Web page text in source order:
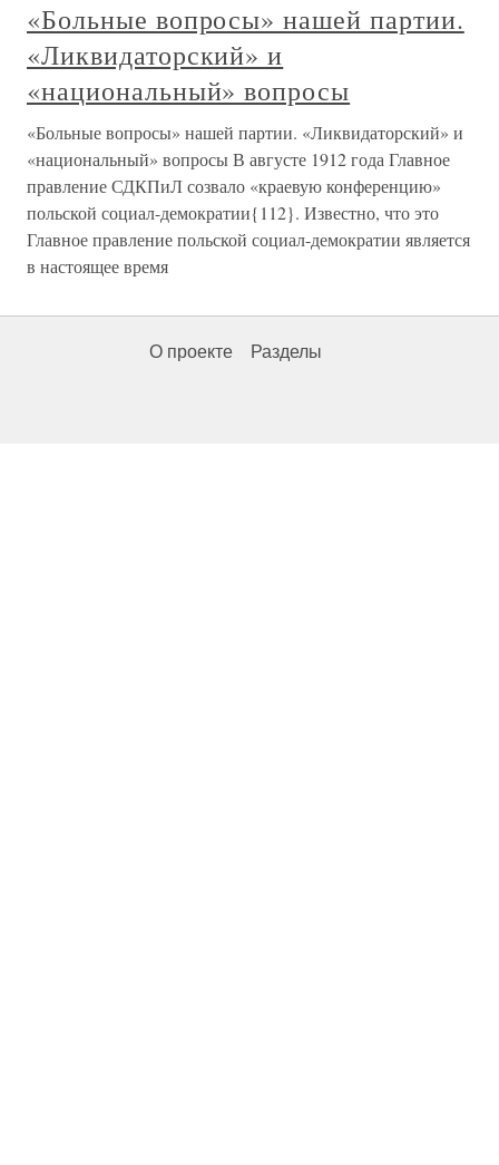
«Больные вопросы» нашей партии.
«Ликвидаторский» и
«национальный» вопросы
«Больные вопросы» нашей партии. «Ликвидаторский» и
«национальный» вопросы В августе 1912 года Главное
правление СДКПиЛ созвало «краевую конференцию»
польской социал-демократии{112}. Известно, что это
Главное правление польской социал-демократии является
в настоящее время
О проекте Разделы